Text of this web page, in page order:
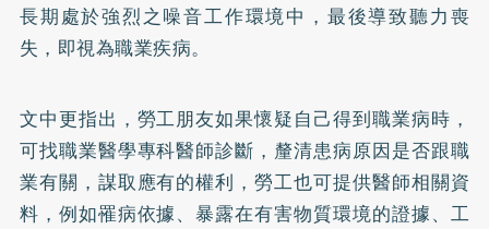
長期處於強烈之噪音工作環境中，最後導致聽力喪
失，即視為職業疾病。
文中更指出，勞工朋友如果懷疑自己得到職業病時，
可找職業醫學專科醫師診斷，釐清患病原因是否跟職
業有關，謀取應有的權利，勞工也可提供醫師相關資
料，例如罹病依據、暴露在有害物質環境的證據、工